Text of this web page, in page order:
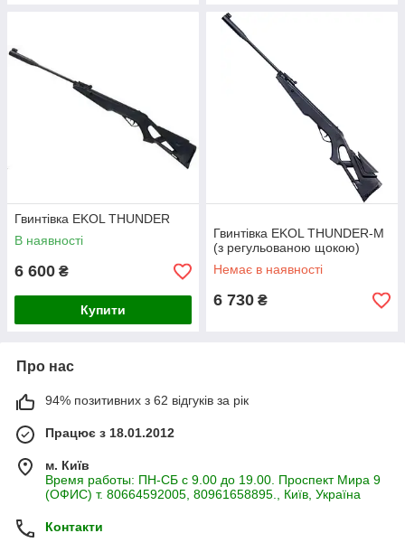
Гвинтівка EKOL THUNDER
В наявності
6 600 ₴
Купити
Гвинтівка EKOL THUNDER-M
(з регульованою щокою)
Немає в наявності
6 730 ₴
Про нас
94% позитивних з 62 відгуків за рік
Працює з 18.01.2012
м. Київ
Время работы: ПН-СБ с 9.00 до 19.00. Проспект Мира 9
(ОФИС) т. 80664592005, 80961658895., Київ, Україна
Контакти